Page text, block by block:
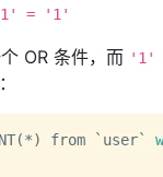
'1' = '1'
OR 条件，而 '1'
：
from `user`